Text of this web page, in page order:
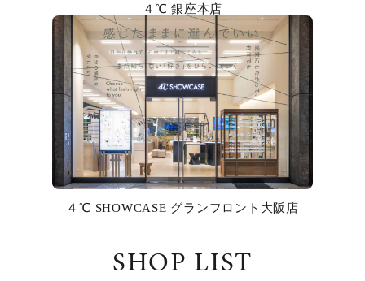
ファッションテイスト
着用シーン
４℃ 銀座本店
４℃ SHOWCASE グランフロント大阪店
SHOP LIST